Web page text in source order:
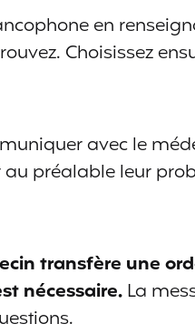
en
Choisissez
avec le
au préalable leur
transfère une
nécessaire.La